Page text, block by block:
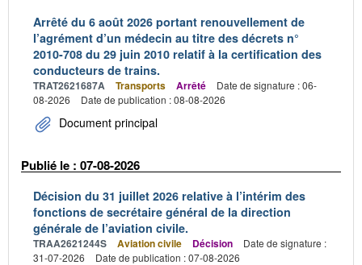
Arrêté du 6 août 2026 portant renouvellement de
l’agrément d’un médecin au titre des décrets n°
2010-708 du 29 juin 2010 relatif à la certification des
conducteurs de trains.
TRAT2621687A Transports Arrêté
Date de signature : 06-
08-2026
Date de publication : 08-08-2026
Document principal
Publié le : 07-08-2026
Décision du 31 juillet 2026 relative à l’intérim des
fonctions de secrétaire général de la direction
générale de l’aviation civile.
TRAA2621244S Aviation civile Décision
Date de signature :
31-07-2026
Date de publication : 07-08-2026